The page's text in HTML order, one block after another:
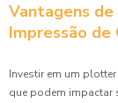
Vantagens
Impressão de
Investir em um
que podem impactar